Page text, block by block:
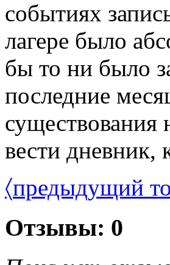
событиях
лагере было
бы то ни было
последние
существования
вести дневник,
〈предыдущий
Отзывы: 0